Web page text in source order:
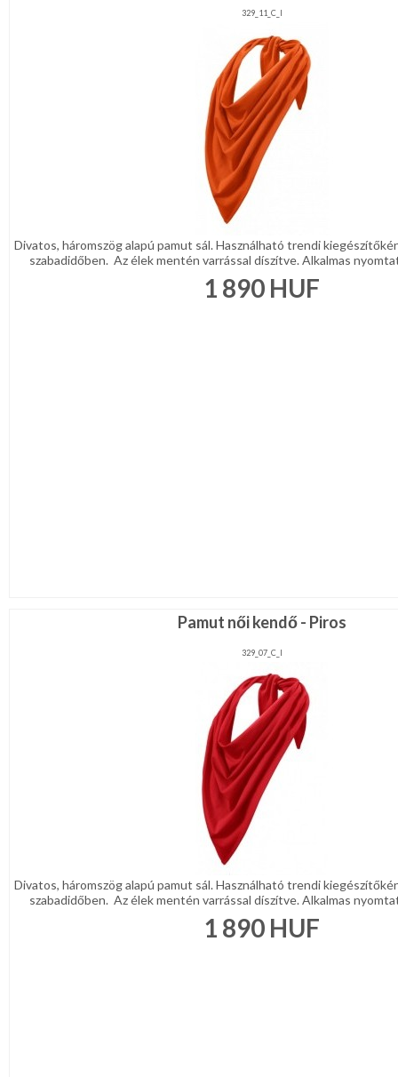
329_11_C_l
Divatos, háromszög alapú pamut sál. Használható trendi
szabadidőben. Az élek mentén varrással díszítve. Alkalmas
1 890 HUF
Pamut női kendő - Piros
329_07_C_l
Divatos, háromszög alapú pamut sál. Használható trendi
szabadidőben. Az élek mentén varrással díszítve. Alkalmas
1 890 HUF